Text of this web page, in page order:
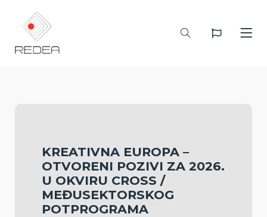
KREATIVNA EUROPA –
OTVORENI POZIVI ZA 2026.
U OKVIRU CROSS /
MEĐUSEKTORSKOG
POTPROGRAMA